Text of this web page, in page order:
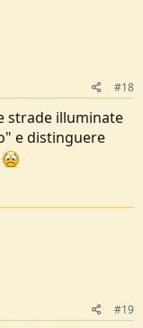
#18
strade illuminate
e distinguere
#19